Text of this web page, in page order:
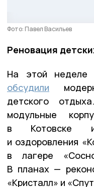
Фото: Павел Васильев
Реновация
На этой неделе
обсудили
детского
модульные
в Котовске
и оздоровления
в лагере
В планах —
«Кристалл» и